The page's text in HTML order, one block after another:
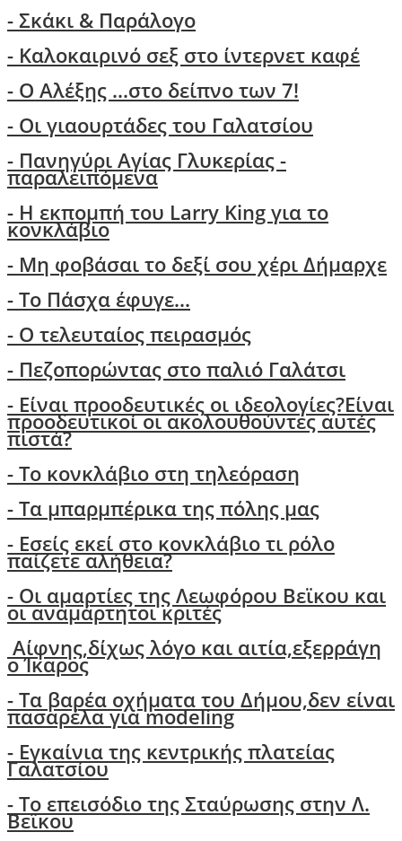
- Σκάκι & Παράλογο
- Kαλοκαιρινό σεξ στο ίντερνετ καφέ
- Ο Aλέξης ...στο δείπνο των 7!
- Οι γιαουρτάδες του Γαλατσίου
- Πανηγύρι Αγίας Γλυκερίας -
παραλειπόμενα
- Η εκπομπή του Larry King για το
κονκλάβιο
- Μη φοβάσαι το δεξί σου χέρι Δήμαρχε
-Το Πάσχα έφυγε...
- Ο τελευταίος πειρασμός
- Πεζοπορώντας στο παλιό Γαλάτσι
- Είναι προοδευτικές οι ιδεολογίες?Είναι
προοδευτικοί οι ακολουθούντες αυτές
πιστά?
- Τo κονκλάβιο στη τηλεόραση
- Τα μπαρμπέρικα της πόλης μας
- Εσείς εκεί στο κονκλάβιο τι ρόλο
παίζετε αλήθεια?
- Οι αμαρτίες της Λεωφόρου Βεϊκου και
οι αναμάρτητοι κριτές
Αίφνης,δίχως λόγο και αιτία,εξερράγη
ο Ίκαρος
- Tα βαρέα οχήματα του Δήμου,δεν είναι
πασαρέλα για modeling
- Εγκαίνια της κεντρικής πλατείας
Γαλατσίου
- Το επεισόδιο της Σταύρωσης στην Λ.
Βεϊκου